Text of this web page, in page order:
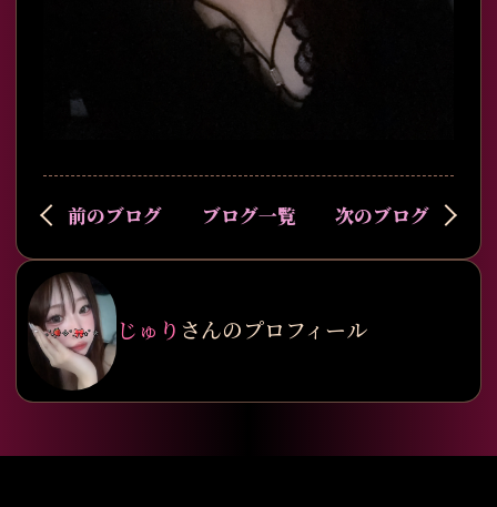
じゅり さんのプロフィール
前のブログ ブログ一覧 次のブログ